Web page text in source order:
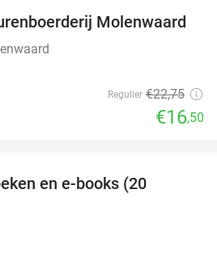
27%
Molenwaard
Regulier €22,75
€16,50
en e-books (20